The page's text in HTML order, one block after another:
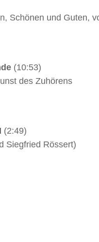
Schönen und Guten,
(10:53)
des Zuhörens
(2:49)
Siegfried Rössert)